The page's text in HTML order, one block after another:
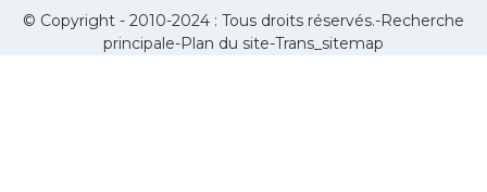
© Copyright - 2010-2024 : Tous droits réservés.-Recherche
principale-Plan du site-Trans_sitemap